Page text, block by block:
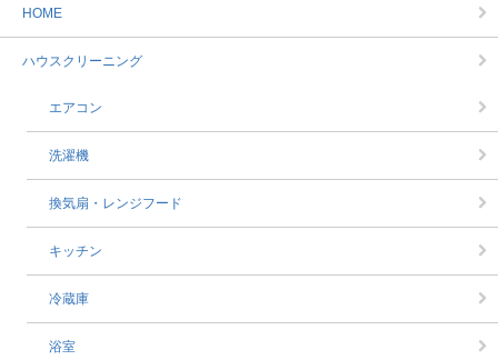
HOME
ハウスクリーニング
エアコン
洗濯機
換気扇・レンジフード
キッチン
冷蔵庫
浴室